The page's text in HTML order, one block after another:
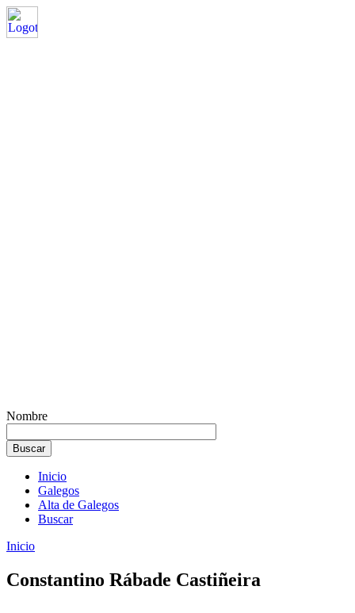
Nombre
Inicio
Galegos
Alta de Galegos
Buscar
Inicio
Constantino Rábade Castiñeira